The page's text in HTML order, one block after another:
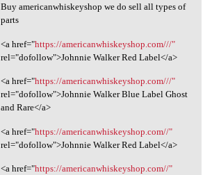
Buy americanwhiskeyshop we do sell all types of
parts
<a href="https://americanwhiskeyshop.com///"
rel="dofollow">Johnnie Walker Red Label</a>
<a href="https://americanwhiskeyshop.com///"
rel="dofollow">Johnnie Walker Blue Label Ghost
and Rare</a>
<a href="https://americanwhiskeyshop.com//"
rel="dofollow">Johnnie Walker Red Label</a>
<a href="https://americanwhiskeyshop.com//"